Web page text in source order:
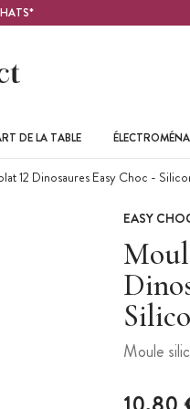
DE LA TABLE
12 Dinosaures Easy Choc -
EASY
Moule